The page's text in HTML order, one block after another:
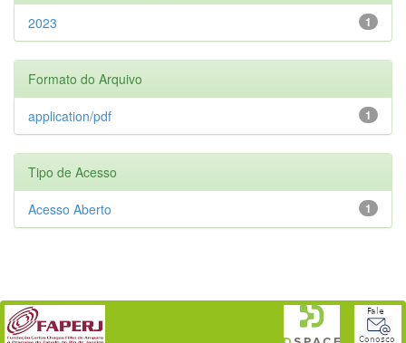
1
2023
Formato do Arquivo
1
application/pdf
Tipo de Acesso
1
Acesso Aberto